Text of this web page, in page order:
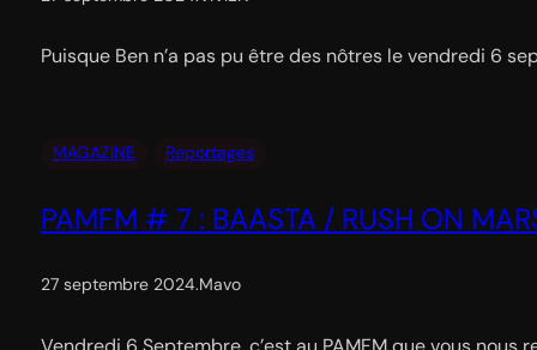
Puisque Ben n’a pas pu être des nôtres le vendredi 6
MAGAZINE Reportages
PAMFM # 7 : BAASTA / RUSH ON
27 septembre 2024.Mavo